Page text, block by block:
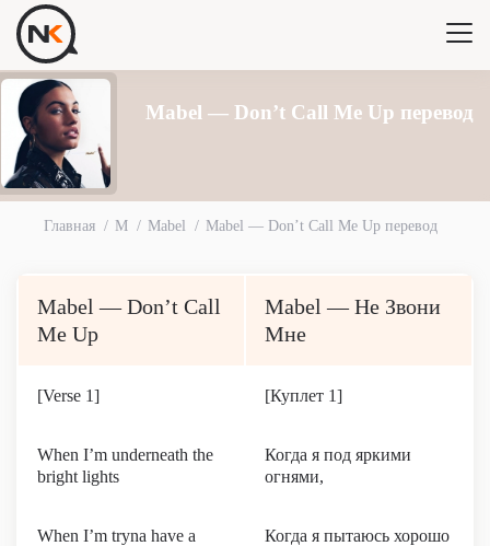
Mabel — Don’t Call Me Up перевод
Главная M Mabel Mabel — Don’t Call Me Up перевод
Mabel — Don’t Call
Me Up
Mabel — Не Звони
Мне
[Verse 1] [Куплет 1]
When I’m underneath the
bright lights
Когда я под яркими
огнями,
When I’m tryna have a
Когда я пытаюсь хорошо